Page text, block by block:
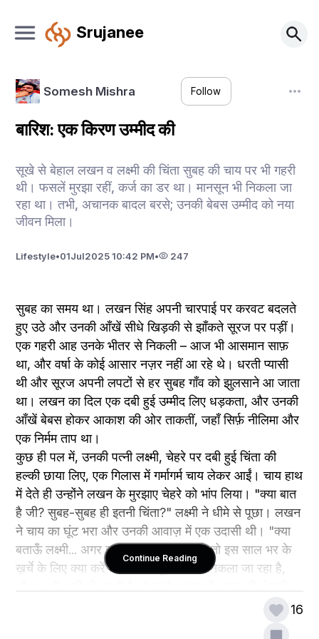
Srujanee
Somesh Mishra Follow
बारिश: एक किरण उम्मीद की
सूखे से बेहाल लखन व लक्ष्मी की चिंता सुबह की चाय पर भी गहरी
थी। फसलें मुरझा रहीं, कर्ज का डर था। मानसून भी निकला जा
रहा था। तभी, अचानक बादल बरसे; उनकी बेबस उम्मीद को नया
जीवन मिला।
Lifestyle•01Jul2025 10:42 PM• 247
सुबह का समय था। लखन सिंह अपनी चारपाई पर करवट बदलते
हुए उठे और उनकी आँखें सीधे खिड़की से झाँकते सूरज पर पड़ीं।
एक गहरी आह उनके भीतर से निकली – आज भी आसमान साफ़
था, और वर्षा के कोई आसार नज़र नहीं आ रहे थे। धरती प्यासी
थी और सूरज अपनी लपटों से हर सुबह गाँव को झुलसाने आ जाता
था। लखन का दिल एक दबी हुई उम्मीद लिए धड़कता, और उनकी
आँखें बेबस होकर आकाश की ओर ताकतीं, जहाँ सिर्फ़ नीलिमा और
एक निर्मम ताप था।
कुछ ही पल में, उनकी पत्नी लक्ष्मी, चेहरे पर दबी हुई चिंता की
हल्की छाया लिए, एक गिलास में गर्मागर्म चाय लेकर आईं। चाय हाथ
में देते ही उन्होंने लखन के मुरझाए चेहरे को भांप लिया। "क्या बात
है जी? सुबह-सुबह ही इतनी चिंता?" लक्ष्मी ने धीमे से पूछा। लखन
ने चाय का घूंट भरा और उनकी आवाज़ में एक उदासी थी। "क्या
बताऊँ लक्ष्मी... अगर इस बार बारिश नहीं हुई, तो इस साल भर के
ख़र्चे के लिए क्या करेंगे? यह मानसून भी अब निकला जा रहा है,
शांति से फैल रही थी, लेकिन उनके भीतर एक तूफान उमड़ रहा
Continue Reading
16